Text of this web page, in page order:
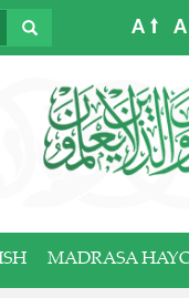
A A
MADRASA